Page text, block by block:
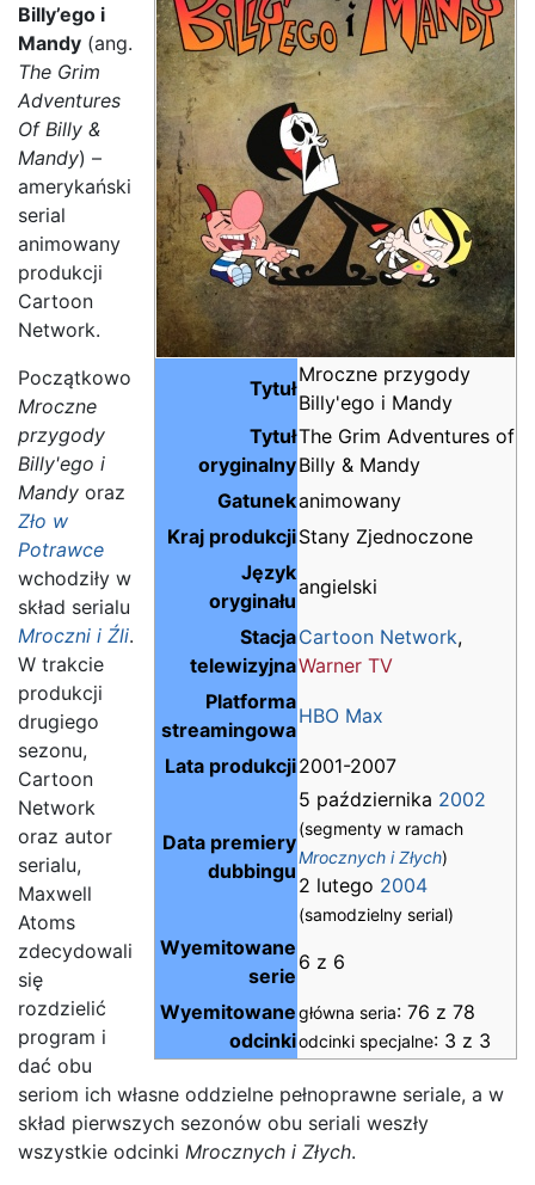
Tytuł
Mroczne przygody
Billy'ego i Mandy
Tytuł
oryginalny
The Grim Adventures of
Billy & Mandy
Gatunekanimowany
Kraj produkcjiStany Zjednoczone
Język
oryginału
angielski
Stacja
telewizyjna
Cartoon Network,
Warner TV
Platforma
streamingowa
HBO Max
Lata produkcji2001-2007
Data premiery
dubbingu
5 października 2002
(segmenty w ramach
Mrocznych i Złych)
2 lutego 2004
(samodzielny serial)
Wyemitowane
serie
6 z 6
Wyemitowane
odcinki
główna seria: 76 z 78
odcinki specjalne: 3 z 3
Billy’ego i
Mandy (ang.
The Grim
Adventures
Of Billy &
Mandy) –
amerykański
serial
animowany
produkcji
Cartoon
Network.
Początkowo
Mroczne
przygody
Billy'ego i
Mandy oraz
Zło w
Potrawce
wchodziły w
skład serialu
Mroczni i Źli.
W trakcie
produkcji
drugiego
sezonu,
Cartoon
Network
oraz autor
serialu,
Maxwell
Atoms
zdecydowali
się
rozdzielić
program i
dać obu
seriom ich własne oddzielne pełnoprawne seriale, a w
skład pierwszych sezonów obu seriali weszły
wszystkie odcinki Mrocznych i Złych.